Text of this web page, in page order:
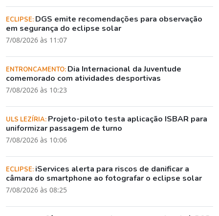
ECLIPSE: DGS emite recomendações para observação
em segurança do eclipse solar
7/08/2026 às 11:07
ENTRONCAMENTO: Dia Internacional da Juventude
comemorado com atividades desportivas
7/08/2026 às 10:23
ULS LEZÍRIA: Projeto-piloto testa aplicação ISBAR para
uniformizar passagem de turno
7/08/2026 às 10:06
ECLIPSE: iServices alerta para riscos de danificar a
câmara do smartphone ao fotografar o eclipse solar
7/08/2026 às 08:25